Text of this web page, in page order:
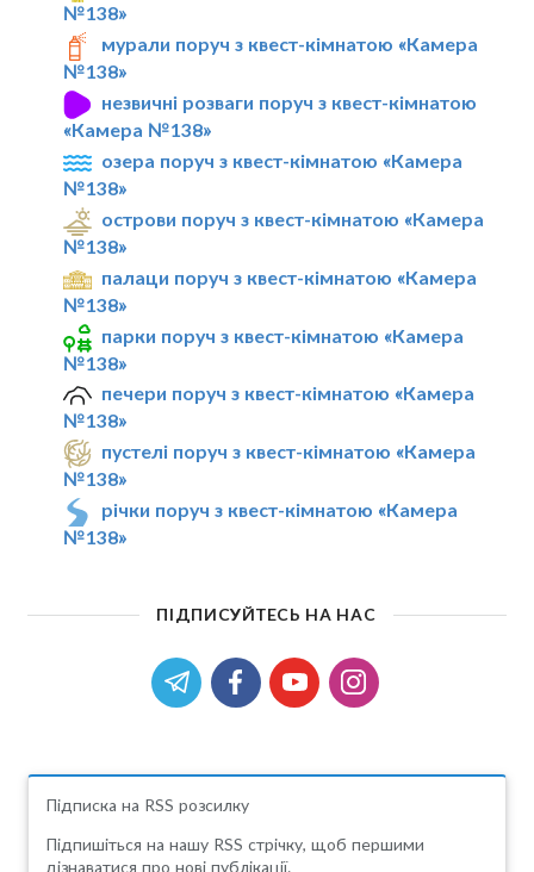
№138»
мурали поруч з квест-кімнатою «Камера
№138»
незвичні розваги поруч з квест-кімнатою
«Камера №138»
озера поруч з квест-кімнатою «Камера
№138»
острови поруч з квест-кімнатою «Камера
№138»
палаци поруч з квест-кімнатою «Камера
№138»
парки поруч з квест-кімнатою «Камера
№138»
печери поруч з квест-кімнатою «Камера
№138»
пустелі поруч з квест-кімнатою «Камера
№138»
річки поруч з квест-кімнатою «Камера
№138»
ПІДПИСУЙТЕСЬ НА НАС
Підписка на RSS розсилку
Підпишіться на нашу RSS стрічку, щоб першими
дізнаватися про нові публікації.